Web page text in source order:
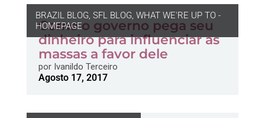
BRAZIL BLOG, SFL BLOG, WHAT WE'RE UP TO -
HOMEPAGE
Como o governo pega seu
dinheiro para influenciar as
massas a favor dele
porIvanildo Terceiro
Agosto 17, 2017